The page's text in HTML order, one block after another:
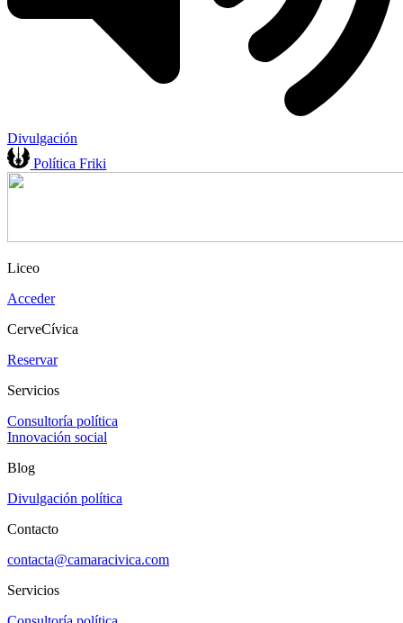
Divulgación
Política Friki
Liceo
Acceder
CerveCívica
Reservar
Servicios
Consultoría política
Innovación social
Blog
Divulgación política
Contacto
contacta@camaracivica.com
Servicios